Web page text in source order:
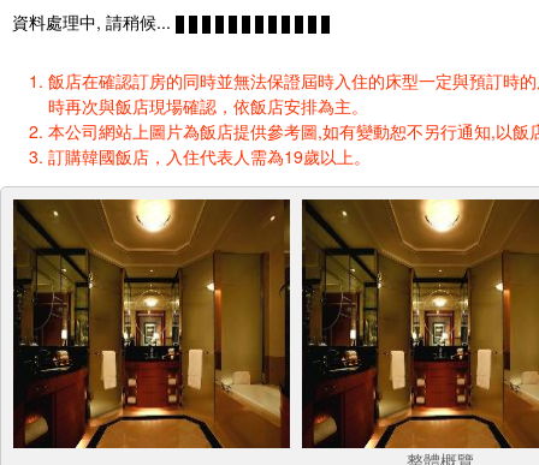
資料處理中, 請稍候...
飯店在確認訂房的同時並無法保證屆時入住的床型一定與預訂時
時再次與飯店現場確認，依飯店安排為主。
本公司網站上圖片為飯店提供參考圖,如有變動恕不另行通知,以飯
訂購韓國飯店，入住代表人需為19歲以上。
整體概覽